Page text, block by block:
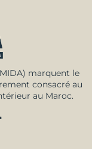
marquent le
consacré au
au Maroc.